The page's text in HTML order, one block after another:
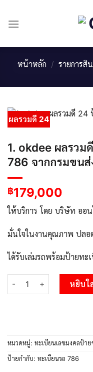
content
หน้าหลัก / รายการสิ
ผลรวมดี 24
1. okdee ผลรว
786 จากกรมขนส่
฿179,000
ให้บริการ โดย บริษัท ออ
มั่นใจในงานคุณภาพ ปลอด
ได้รับเล่มรถพร้อมป้ายทะ
จำนวน 1. okdee ผลรวม
หยิบใ
หมวดหมู่: ทะเบียนเลขมงคลป้าย
ป้ายกำกับ: ทะเบียนรถ 786